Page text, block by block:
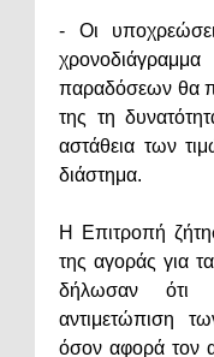
- Οι
παραδόσεων θα
της τη
αστάθεια των
διάστημα.
Η Επιτροπή
της αγοράς για
δήλωσαν ότι
αντιμετώπιση
όσον αφορά τον